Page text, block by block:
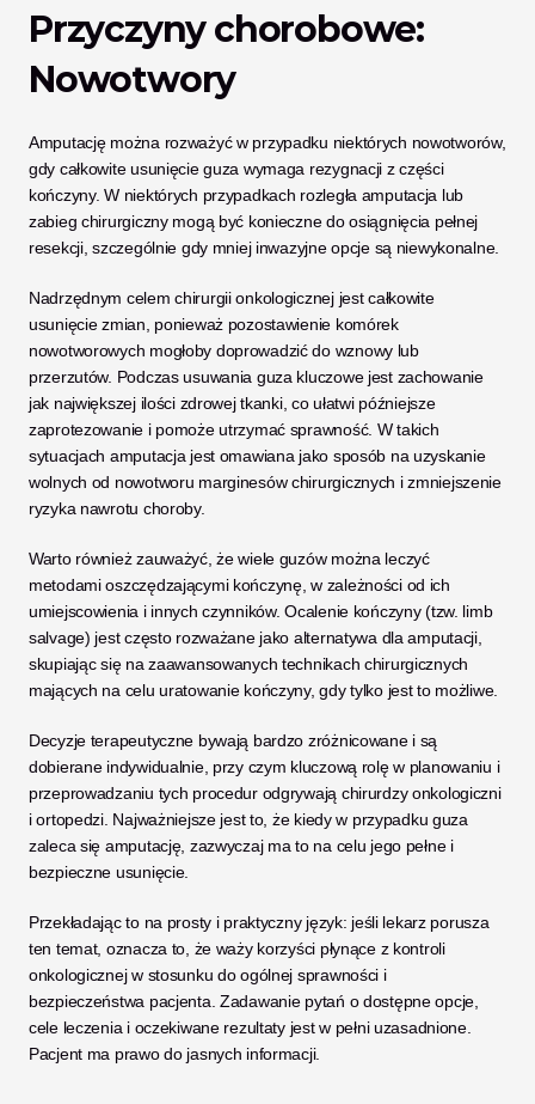
Przyczyny chorobowe:
Nowotwory
Amputację można rozważyć w przypadku niektórych nowotworów,
gdy całkowite usunięcie guza wymaga rezygnacji z części
kończyny. W niektórych przypadkach rozległa amputacja lub
zabieg chirurgiczny mogą być konieczne do osiągnięcia pełnej
resekcji, szczególnie gdy mniej inwazyjne opcje są niewykonalne.
Nadrzędnym celem chirurgii onkologicznej jest całkowite
usunięcie zmian, ponieważ pozostawienie komórek
nowotworowych mogłoby doprowadzić do wznowy lub
przerzutów. Podczas usuwania guza kluczowe jest zachowanie
jak największej ilości zdrowej tkanki, co ułatwi późniejsze
zaprotezowanie i pomoże utrzymać sprawność. W takich
sytuacjach amputacja jest omawiana jako sposób na uzyskanie
wolnych od nowotworu marginesów chirurgicznych i zmniejszenie
ryzyka nawrotu choroby.
Warto również zauważyć, że wiele guzów można leczyć
metodami oszczędzającymi kończynę, w zależności od ich
umiejscowienia i innych czynników. Ocalenie kończyny (tzw. limb
salvage) jest często rozważane jako alternatywa dla amputacji,
skupiając się na zaawansowanych technikach chirurgicznych
mających na celu uratowanie kończyny, gdy tylko jest to możliwe.
Decyzje terapeutyczne bywają bardzo zróżnicowane i są
dobierane indywidualnie, przy czym kluczową rolę w planowaniu i
przeprowadzaniu tych procedur odgrywają chirurdzy onkologiczni
i ortopedzi. Najważniejsze jest to, że kiedy w przypadku guza
zaleca się amputację, zazwyczaj ma to na celu jego pełne i
bezpieczne usunięcie.
Przekładając to na prosty i praktyczny język: jeśli lekarz porusza
ten temat, oznacza to, że waży korzyści płynące z kontroli
onkologicznej w stosunku do ogólnej sprawności i
bezpieczeństwa pacjenta. Zadawanie pytań o dostępne opcje,
cele leczenia i oczekiwane rezultaty jest w pełni uzasadnione.
Pacjent ma prawo do jasnych informacji.